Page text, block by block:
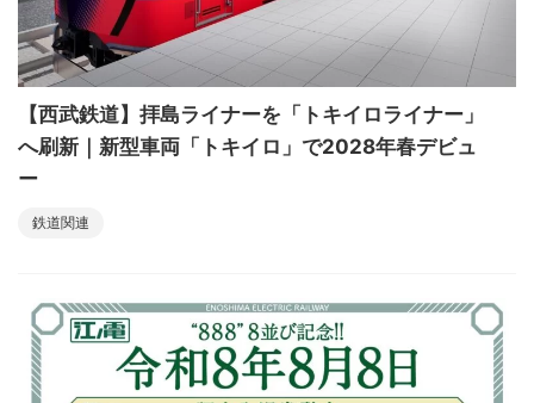
【西武鉄道】拝島ライナーを「トキイロライナー」
へ刷新｜新型車両「トキイロ」で2028年春デビュ
ー
鉄道関連